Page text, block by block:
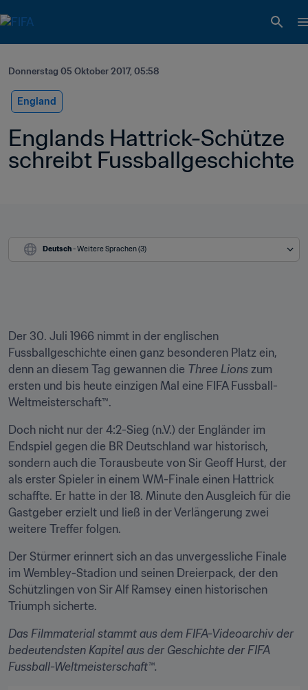
Donnerstag 05 Oktober 2017, 05:58
England
Englands Hattrick-Schütze
schreibt Fussballgeschichte
Deutsch - Weitere Sprachen (3)
Der 30. Juli 1966 nimmt in der englischen
Fussballgeschichte einen ganz besonderen Platz ein,
denn an diesem Tag gewannen die Three Lions zum
ersten und bis heute einzigen Mal eine FIFA Fussball-
Weltmeisterschaft™.
Doch nicht nur der 4:2-Sieg (n.V.) der Engländer im
Endspiel gegen die BR Deutschland war historisch,
sondern auch die Torausbeute von Sir Geoff Hurst, der
als erster Spieler in einem WM-Finale einen Hattrick
schaffte. Er hatte in der 18. Minute den Ausgleich für die
Gastgeber erzielt und ließ in der Verlängerung zwei
weitere Treffer folgen.
Der Stürmer erinnert sich an das unvergessliche Finale
im Wembley-Stadion und seinen Dreierpack, der den
Schützlingen von Sir Alf Ramsey einen historischen
Triumph sicherte.
Das Filmmaterial stammt aus dem FIFA-Videoarchiv der
bedeutendsten Kapitel aus der Geschichte der FIFA
Fussball-Weltmeisterschaft™.